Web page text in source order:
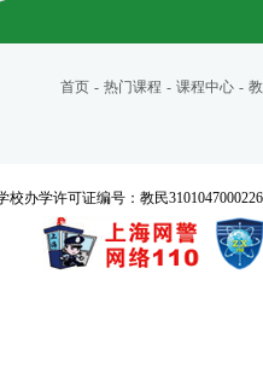
首页 - 热门课程 - 课程中心 -
办学许可证编号：教民